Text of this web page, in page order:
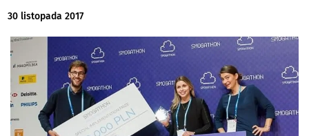
30 listopada 2017